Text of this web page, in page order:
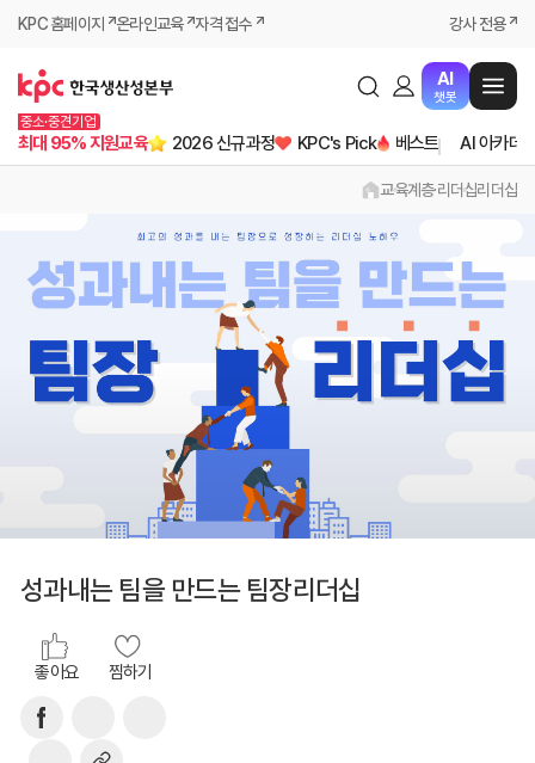
KPC 홈페이지 온라인교육 자격 접수 강사 전용
AI
챗봇
중소·중견기업
최대 95% 지원교육 2026 신규과정 KPC's Pick 베스트 AI 아카데
교육계층·리더십리더십
성과내는 팀을 만드는 팀장리더십
좋아요 찜하기